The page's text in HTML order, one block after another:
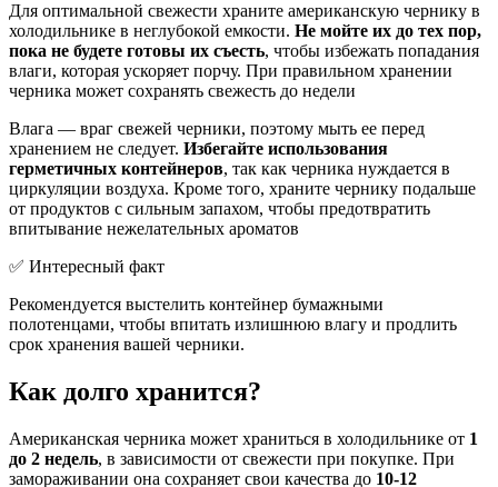
Для оптимальной свежести храните американскую чернику в
холодильнике в неглубокой емкости. Не мойте их до тех пор,
пока не будете готовы их съесть, чтобы избежать попадания
влаги, которая ускоряет порчу. При правильном хранении
черника может сохранять свежесть до недели
Влага — враг свежей черники, поэтому мыть ее перед
хранением не следует. Избегайте использования
герметичных контейнеров, так как черника нуждается в
циркуляции воздуха. Кроме того, храните чернику подальше
от продуктов с сильным запахом, чтобы предотвратить
впитывание нежелательных ароматов
✅ Интересный факт
Рекомендуется выстелить контейнер бумажными
полотенцами, чтобы впитать излишнюю влагу и продлить
срок хранения вашей черники.
Как долго хранится?
Американская черника может храниться в холодильнике от 1
до 2 недель, в зависимости от свежести при покупке. При
замораживании она сохраняет свои качества до 10-12